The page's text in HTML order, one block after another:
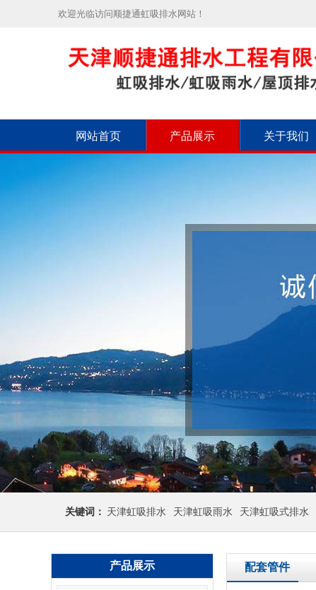
欢迎光临访问顺捷通虹吸排水网站！
网站首页 产品展示 关于我们
关键词： 天津虹吸排水 天津虹吸雨水 天津虹吸式排水
产品展示 配套管件